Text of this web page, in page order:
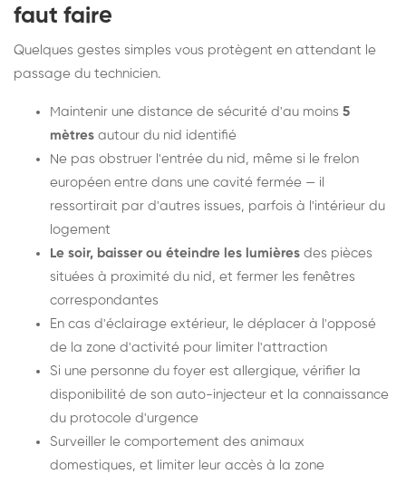
faut faire
Quelques gestes simples vous protègent en attendant le
passage du technicien.
Maintenir une distance de sécurité d'au moins 5
mètres autour du nid identifié
Ne pas obstruer l'entrée du nid, même si le frelon
européen entre dans une cavité fermée — il
ressortirait par d'autres issues, parfois à l'intérieur du
logement
Le soir, baisser ou éteindre les lumières des pièces
situées à proximité du nid, et fermer les fenêtres
correspondantes
En cas d'éclairage extérieur, le déplacer à l'opposé
de la zone d'activité pour limiter l'attraction
Si une personne du foyer est allergique, vérifier la
disponibilité de son auto-injecteur et la connaissance
du protocole d'urgence
Surveiller le comportement des animaux
domestiques, et limiter leur accès à la zone